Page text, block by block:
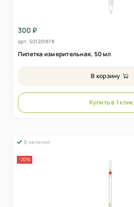
300 ₽
арт. 501201878
Пипетка измерительная, 50 мл
В корзину
Купить в 1 клик
В наличии
-20%